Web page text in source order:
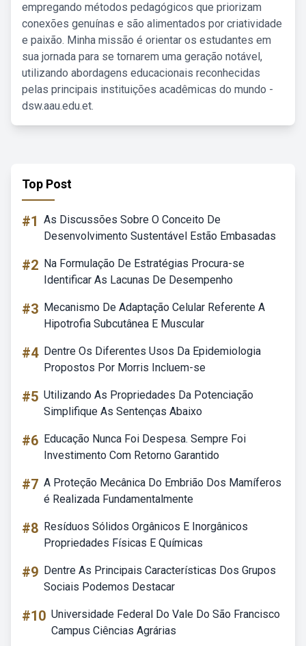
empregando métodos pedagógicos que priorizam
conexões genuínas e são alimentados por criatividade
e paixão. Minha missão é orientar os estudantes em
sua jornada para se tornarem uma geração notável,
utilizando abordagens educacionais reconhecidas
pelas principais instituições acadêmicas do mundo -
dsw.aau.edu.et.
Top Post
#1 As Discussões Sobre O Conceito De
Desenvolvimento Sustentável Estão Embasadas
#2 Na Formulação De Estratégias Procura-se
Identificar As Lacunas De Desempenho
#3 Mecanismo De Adaptação Celular Referente A
Hipotrofia Subcutânea E Muscular
#4 Dentre Os Diferentes Usos Da Epidemiologia
Propostos Por Morris Incluem-se
#5 Utilizando As Propriedades Da Potenciação
Simplifique As Sentenças Abaixo
#6 Educação Nunca Foi Despesa. Sempre Foi
Investimento Com Retorno Garantido
#7 A Proteção Mecânica Do Embrião Dos Mamíferos
é Realizada Fundamentalmente
#8 Resíduos Sólidos Orgânicos E Inorgânicos
Propriedades Físicas E Químicas
#9 Dentre As Principais Características Dos Grupos
Sociais Podemos Destacar
#10 Universidade Federal Do Vale Do São Francisco
Campus Ciências Agrárias